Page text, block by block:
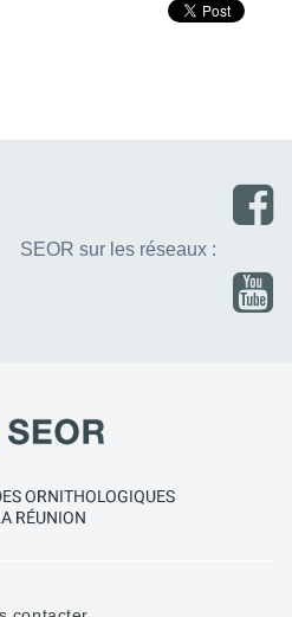
SEOR sur les réseaux :